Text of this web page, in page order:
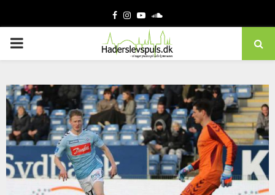
Facebook
Instagram
YoutubeSoundcloud
PRIMARY